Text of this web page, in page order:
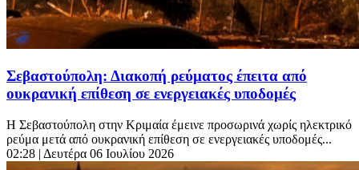
Σεβαστούπολη: Διακοπή ρεύματος έπειτα από
ουκρανική επίθεση σε ενεργειακές υποδομές
Η Σεβαστούπολη στην Κριμαία έμεινε προσωρινά χωρίς ηλεκτρικό
ρεύμα μετά από ουκρανική επίθεση σε ενεργειακές υποδομές...
02:28 | Δευτέρα 06 Ιουλίου 2026